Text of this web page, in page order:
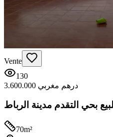
Vente
130
3.600.000 درهم مغربي
بحي التقدم مدينة الرباط
70m²